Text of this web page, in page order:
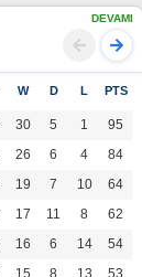
DEVAMI
W D L PTS
30 5 1
95
26 6 4
84
19 7 10
64
17 11 8
62
16 6 14
54
15 8 13
53